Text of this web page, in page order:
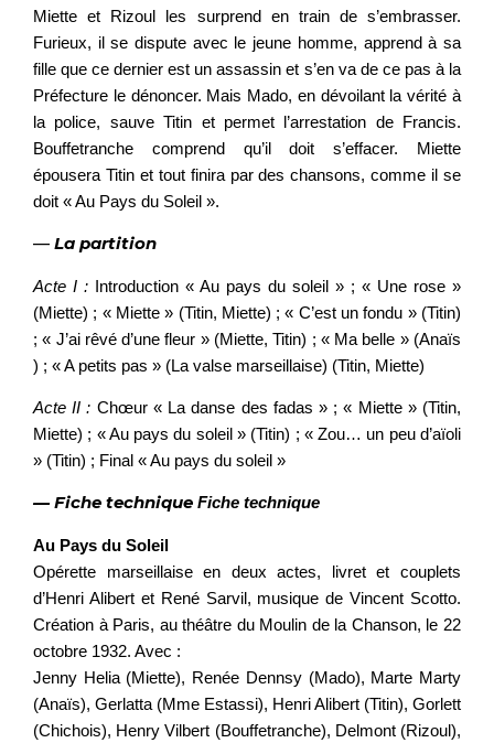
Miette et Rizoul les surprend en train de s’embrasser.
Furieux, il se dispute avec le jeune homme, apprend à sa
fille que ce dernier est un assassin et s’en va de ce pas à la
Préfecture le dénoncer. Mais Mado, en dévoilant la vérité à
la police, sauve Titin et permet l’arrestation de Francis.
Bouffetranche comprend qu’il doit s’effacer. Miette
épousera Titin et tout finira par des chansons, comme il se
doit « Au Pays du Soleil ».
— La partition
Acte I : Introduction « Au pays du soleil » ; « Une rose »
(Miette) ; « Miette » (Titin, Miette) ; « C’est un fondu » (Titin)
; « J’ai rêvé d’une fleur » (Miette, Titin) ; « Ma belle » (Anaïs
) ; « A petits pas » (La valse marseillaise) (Titin, Miette)
Acte II : Chœur « La danse des fadas » ; « Miette » (Titin,
Miette) ; « Au pays du soleil » (Titin) ; « Zou… un peu d’aïoli
» (Titin) ; Final « Au pays du soleil »
— Fiche technique Fiche technique
Au Pays du Soleil
Opérette marseillaise en deux actes, livret et couplets
d’Henri Alibert et René Sarvil, musique de Vincent Scotto.
Création à Paris, au théâtre du Moulin de la Chanson, le 22
octobre 1932. Avec :
Jenny Helia (Miette), Renée Dennsy (Mado), Marte Marty
(Anaïs), Gerlatta (Mme Estassi), Henri Alibert (Titin), Gorlett
(Chichois), Henry Vilbert (Bouffetranche), Delmont (Rizoul),